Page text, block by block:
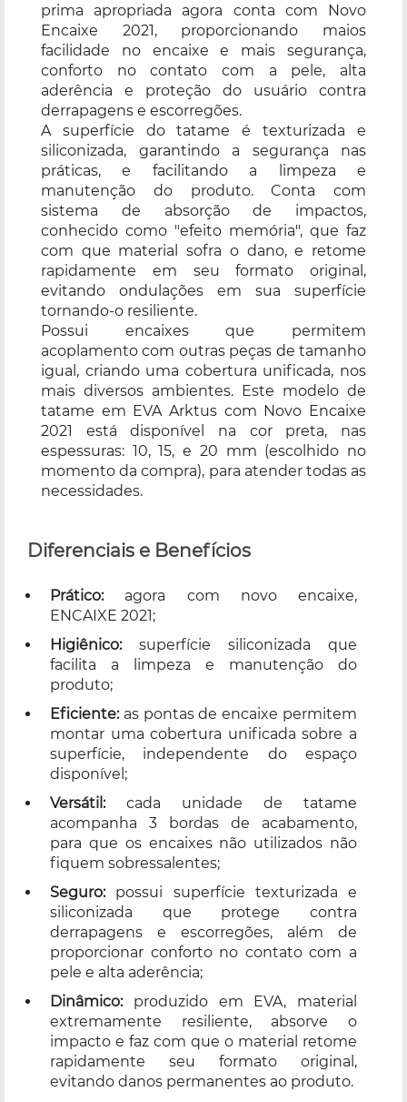
prima apropriada agora conta com Novo
Encaixe 2021, proporcionando maios
facilidade no encaixe e mais segurança,
conforto no contato com a pele, alta
aderência e proteção do usuário contra
derrapagens e escorregões.
A superfície do tatame é texturizada e
siliconizada, garantindo a segurança nas
práticas, e facilitando a limpeza e
manutenção do produto. Conta com
sistema de absorção de impactos,
conhecido como "efeito memória", que faz
com que material sofra o dano, e retome
rapidamente em seu formato original,
evitando ondulações em sua superfície
tornando-o resiliente.
Possui encaixes que permitem
acoplamento com outras peças de tamanho
igual, criando uma cobertura unificada, nos
mais diversos ambientes. Este modelo de
tatame em EVA Arktus com Novo Encaixe
2021 está disponível na cor preta, nas
espessuras: 10, 15, e 20 mm (escolhido no
momento da compra), para atender todas as
necessidades.
Diferenciais e Benefícios
Prático: agora com novo encaixe,
ENCAIXE 2021;
Higiênico:superfície siliconizada que
facilita a limpeza e manutenção do
produto;
Eficiente:as pontas de encaixe permitem
montar uma cobertura unificada sobre a
superfície, independente do espaço
disponível;
Versátil:cada unidade de tatame
acompanha 3 bordas de acabamento,
para que os encaixes não utilizados não
fiquem sobressalentes;
Seguro:possui superfície texturizada e
siliconizada que protege contra
derrapagens e escorregões, além de
proporcionar conforto no contato com a
pele e alta aderência;
Dinâmico:produzido em EVA, material
extremamente resiliente, absorve o
impacto e faz com que o material retome
rapidamente seu formato original,
evitando danos permanentes ao produto.